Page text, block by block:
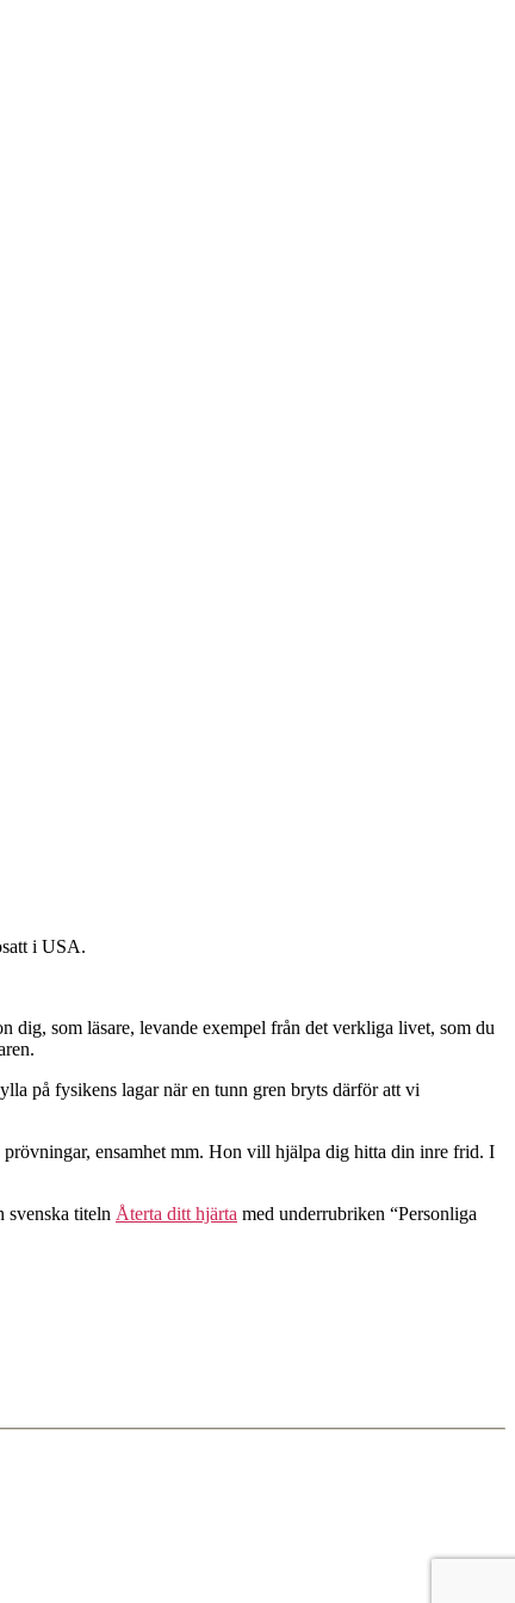
i USA.
dig, som läsare, levande exempel från det verkliga livet, som du
på fysikens lagar när en tunn gren bryts därför att vi
ensamhet mm. Hon vill hjälpa dig hitta din inre frid. I
svenska titeln Återta ditt hjärta med underrubriken “Personliga